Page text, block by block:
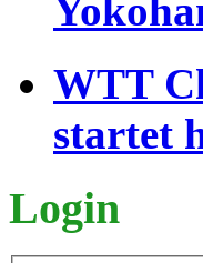
WTT
startet
Login